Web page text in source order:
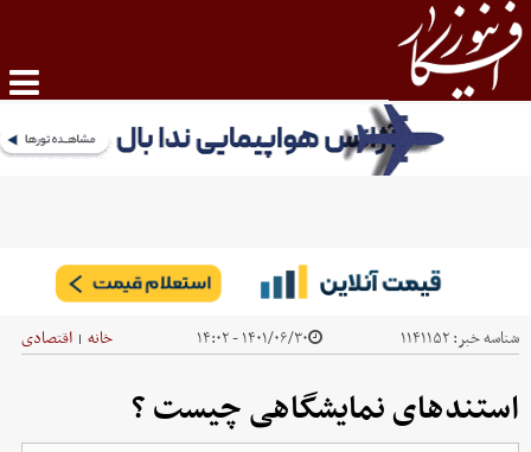
شناسه خبر:۱۱۴۱۱۵۲ ۱۴۰۱/۰۶/۳۰ - ۱۴:۰۲ خانه | اقتصادی
استندهای نمایشگاهی چیست ؟